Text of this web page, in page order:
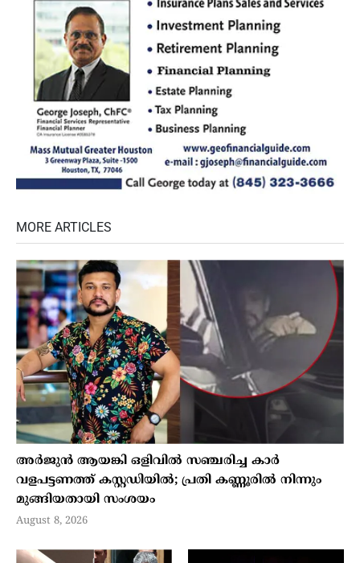
MORE ARTICLES
അർജുൻ ആയങ്കി ഒളിവിൽ സഞ്ചരിച്ച കാർ
വളപട്ടണത്ത് കസ്റ്റഡിയിൽ; പ്രതി കണ്ണൂരിൽ നിന്നും
മുങ്ങിയതായി സംശയം
August 8, 2026